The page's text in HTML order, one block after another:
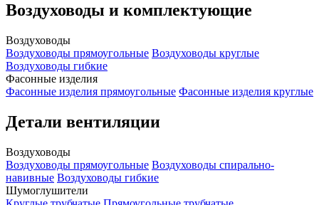
Воздуховоды и комплектующие
Воздуховоды
Воздуховоды прямоугольные Воздуховоды круглые
Воздуховоды гибкие
Фасонные изделия
Фасонные изделия прямоугольные Фасонные изделия круглые
Детали вентиляции
Воздуховоды
Воздуховоды прямоугольные Воздуховоды спирально-
навивные Воздуховоды гибкие
Шумоглушители